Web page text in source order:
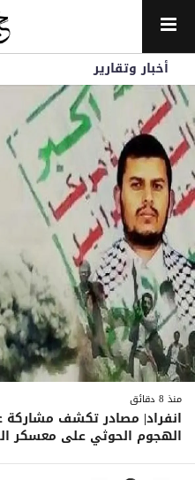
أخبار وتقارير
منذ 8 دقائق
انفراد| مصادر تكشف مشاركة
الهجوم الحوثي على معسكر